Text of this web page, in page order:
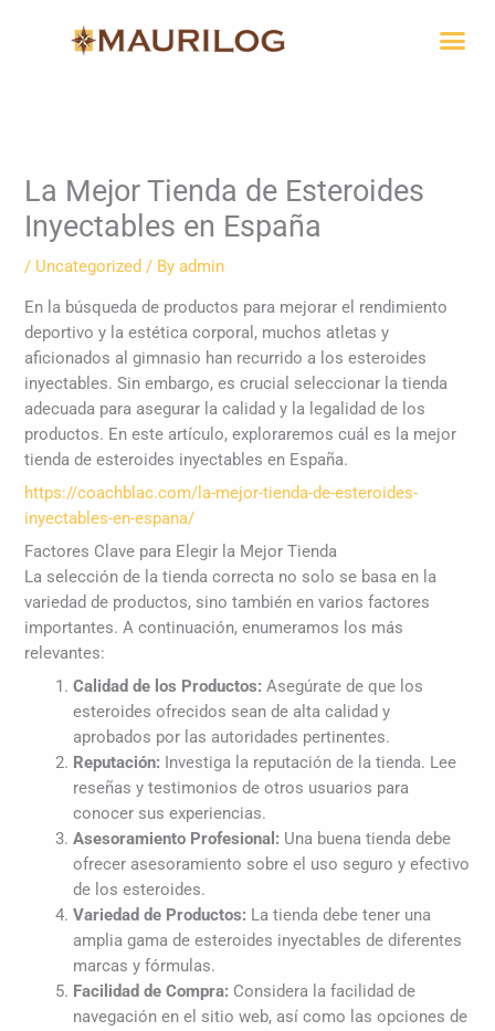
La Mejor Tienda de Esteroides
Inyectables en España
/ Uncategorized / Byadmin
En la búsqueda de productos para mejorar el rendimiento
deportivo y la estética corporal, muchos atletas y
aficionados al gimnasio han recurrido a los esteroides
inyectables. Sin embargo, es crucial seleccionar la tienda
adecuada para asegurar la calidad y la legalidad de los
productos. En este artículo, exploraremos cuál es la mejor
tienda de esteroides inyectables en España.
https://coachblac.com/la-mejor-tienda-de-esteroides-
inyectables-en-espana/
Factores Clave para Elegir la Mejor Tienda
La selección de la tienda correcta no solo se basa en la
variedad de productos, sino también en varios factores
importantes. A continuación, enumeramos los más
relevantes:
Calidad de los Productos: Asegúrate de que los
esteroides ofrecidos sean de alta calidad y
aprobados por las autoridades pertinentes.
Reputación: Investiga la reputación de la tienda. Lee
reseñas y testimonios de otros usuarios para
conocer sus experiencias.
Asesoramiento Profesional: Una buena tienda debe
ofrecer asesoramiento sobre el uso seguro y efectivo
de los esteroides.
Variedad de Productos: La tienda debe tener una
amplia gama de esteroides inyectables de diferentes
marcas y fórmulas.
Facilidad de Compra: Considera la facilidad de
navegación en el sitio web, así como las opciones de